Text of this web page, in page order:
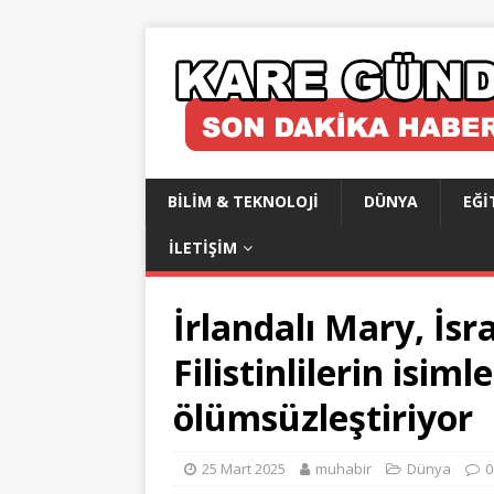
BILIM & TEKNOLOJI DÜNYA
İLETIŞIM
İrlandalı Mary,
Filistinlilerin
ölümsüzleştiriyor
25 Mart 2025 muhabir Dünya 0